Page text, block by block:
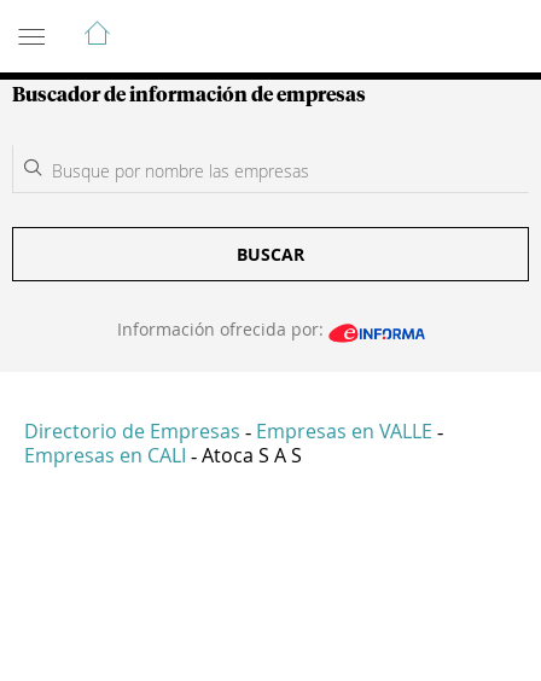
Guía de Empresas Colombianas
Buscador de información de empresas
BUSCAR
Información ofrecida por:
Directorio de Empresas - Empresas en VALLE -
Empresas en CALI - Atoca S A S